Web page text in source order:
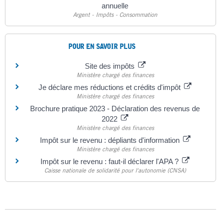
annuelle
Argent - Impôts - Consommation
POUR EN SAVOIR PLUS
Site des impôts
Ministère chargé des finances
Je déclare mes réductions et crédits d'impôt
Ministère chargé des finances
Brochure pratique 2023 - Déclaration des revenus de
2022
Ministère chargé des finances
Impôt sur le revenu : dépliants d'information
Ministère chargé des finances
Impôt sur le revenu : faut-il déclarer l'APA ?
Caisse nationale de solidarité pour l'autonomie (CNSA)